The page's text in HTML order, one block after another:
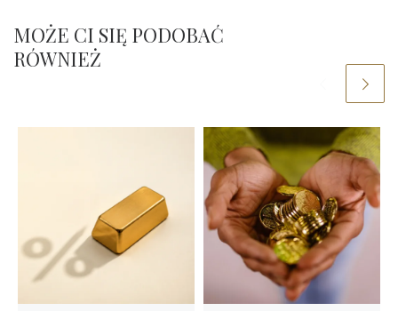
MOŻE CI SIĘ PODOBAĆ
RÓWNIEŻ